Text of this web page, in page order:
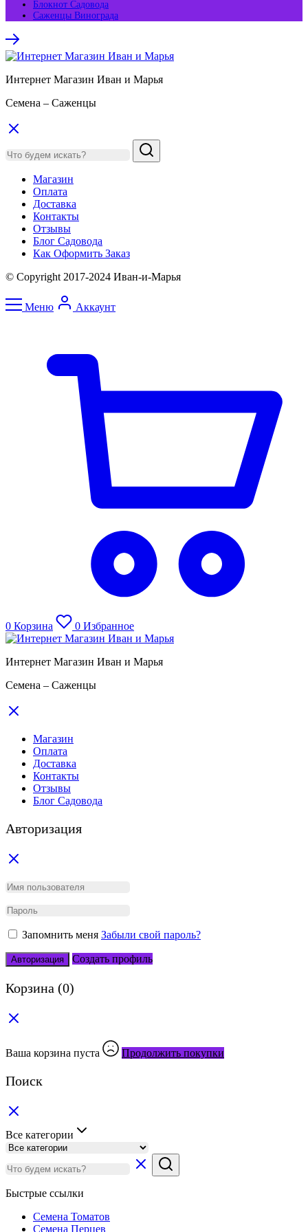
Блокнот Садовода
Саженцы Винограда
Интернет Магазин Иван и Марья
Семена – Саженцы
Магазин
Оплата
Доставка
Контакты
Отзывы
Блог Садовода
Как Оформить Заказ
© Copyright 2017-2024 Иван-и-Марья
Меню Аккаунт
0 Корзина 0 Избранное
Интернет Магазин Иван и Марья
Семена – Саженцы
Магазин
Оплата
Доставка
Контакты
Отзывы
Блог Садовода
Авторизация
Запомнить меня Забыли свой пароль?
Авторизация Создать профиль
Корзина (0)
Ваша корзина пуста Продолжить покупки
Поиск
Все категории
Быстрые ссылки
Семена Томатов
Семена Перцев